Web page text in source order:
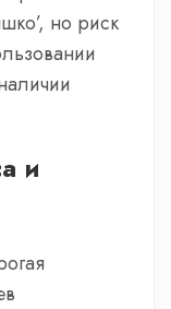
но риск
и